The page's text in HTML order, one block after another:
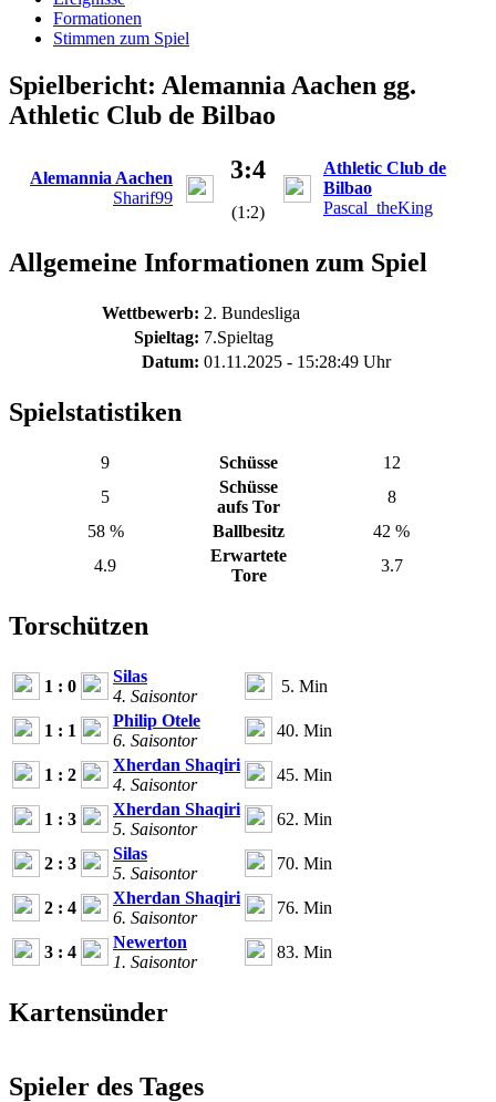
Formationen
Stimmen zum Spiel
Spielbericht: Alemannia Aachen gg.
Athletic Club de Bilbao
Alemannia Aachen
Sharif99
3:4
(1:2)
Athletic Club de
Bilbao
Pascal_theKing
Allgemeine Informationen zum Spiel
Wettbewerb: 2. Bundesliga
Spieltag: 7.Spieltag
Datum: 01.11.2025 - 15:28:49 Uhr
Spielstatistiken
9 Schüsse
12
5
Schüsse
aufs Tor
8
58 %
Ballbesitz
42 %
4.9
Erwartete
Tore
3.7
Torschützen
1 : 0
Silas
4. Saisontor
5. Min
1 : 1
Philip Otele
6. Saisontor
40. Min
1 : 2
Xherdan Shaqiri
4. Saisontor
45. Min
1 : 3
Xherdan Shaqiri
5. Saisontor
62. Min
2 : 3
Silas
5. Saisontor
70. Min
2 : 4
Xherdan Shaqiri
6. Saisontor
76. Min
3 : 4
Newerton
1. Saisontor
83. Min
Kartensünder
Spieler des Tages